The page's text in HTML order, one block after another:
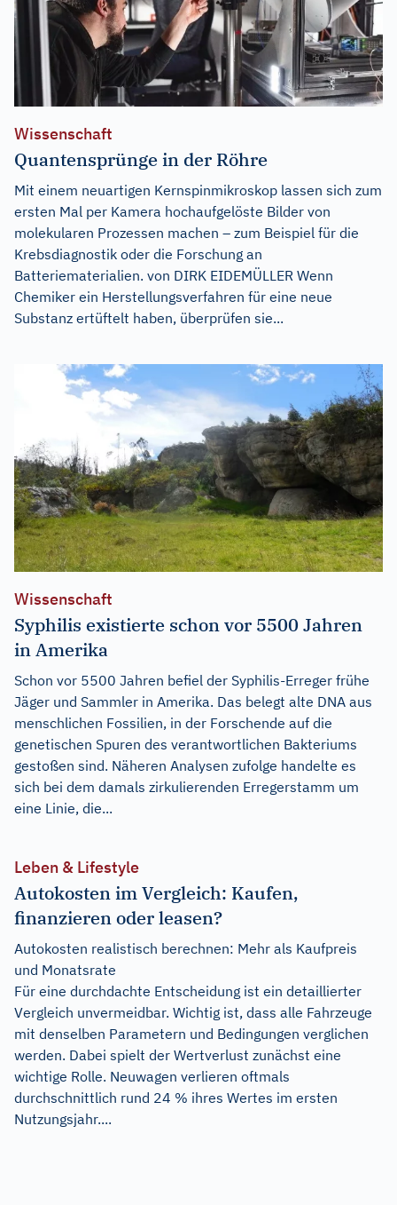
Wissenschaft
Quantensprünge in der Röhre
Mit einem neuartigen Kernspinmikroskop lassen sich zum
ersten Mal per Kamera hochaufgelöste Bilder von
molekularen Prozessen machen – zum Beispiel für die
Krebsdiagnostik oder die Forschung an
Batteriematerialien. von DIRK EIDEMÜLLER Wenn
Chemiker ein Herstellungsverfahren für eine neue
Substanz ertüftelt haben, überprüfen sie...
Wissenschaft
Syphilis existierte schon vor 5500 Jahren
in Amerika
Schon vor 5500 Jahren befiel der Syphilis-Erreger frühe
Jäger und Sammler in Amerika. Das belegt alte DNA aus
menschlichen Fossilien, in der Forschende auf die
genetischen Spuren des verantwortlichen Bakteriums
gestoßen sind. Näheren Analysen zufolge handelte es
sich bei dem damals zirkulierenden Erregerstamm um
eine Linie, die...
Leben & Lifestyle
Autokosten im Vergleich: Kaufen,
finanzieren oder leasen?
Autokosten realistisch berechnen: Mehr als Kaufpreis
und Monatsrate
Für eine durchdachte Entscheidung ist ein detaillierter
Vergleich unvermeidbar. Wichtig ist, dass alle Fahrzeuge
mit denselben Parametern und Bedingungen verglichen
werden. Dabei spielt der Wertverlust zunächst eine
wichtige Rolle. Neuwagen verlieren oftmals
durchschnittlich rund 24 % ihres Wertes im ersten
Nutzungsjahr....